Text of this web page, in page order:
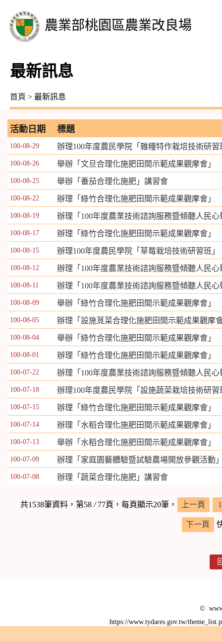
農業部桃園區農業改良場
最新訊息
首頁 > 最新訊息
活動日期 標題
100-08-29 辦理100年度農民學院「雜糧特作栽培技術研習
100-08-26 舉辦「文旦合理化施肥田間示範成果觀摩會」
100-08-25 舉辦「番茄合理化施肥」講習會
100-08-22 辦理「綠竹合理化施肥田間示範成果觀摩會」
100-08-19 辦理「100年度農業技術諮詢服務暨傾聽人民心
100-08-17 辦理「綠竹合理化施肥田間示範成果觀摩會」
100-08-15 辦理100年度農民學院「草莓栽培技術研習班」
100-08-12 辦理「100年度農業技術諮詢服務暨傾聽人民心
100-08-11 辦理「100年度農業技術諮詢服務暨傾聽人民心
100-08-09 舉辦「綠竹合理化施肥田間示範成果觀摩會」
100-08-05 辦理「設施莧菜合理化施肥田間示範成果觀摩
100-08-04 舉辦「綠竹合理化施肥田間示範成果觀摩會」
100-08-01 辦理「綠竹合理化施肥田間示範成果觀摩會」
100-07-22 辦理「100年度農業技術諮詢服務暨傾聽人民心
100-07-18 辦理100年度農民學院「設施蔬菜栽培技術研習
100-07-15 辦理「綠竹合理化施肥田間示範成果觀摩會」
100-07-14 辦理「水稻合理化施肥田間示範成果觀摩會」
100-07-13 舉辦「水稻合理化施肥田間示範成果觀摩會」
100-07-09 辦理「家庭園藝體驗暨試驗農場開放參觀活動
100-07-08 辦理「蔬菜合理化施肥」講習會
共1538筆資料，第58/77頁，每頁顯示20筆， 上一頁 1
下一頁
©
https://www.tydares.gov.tw/